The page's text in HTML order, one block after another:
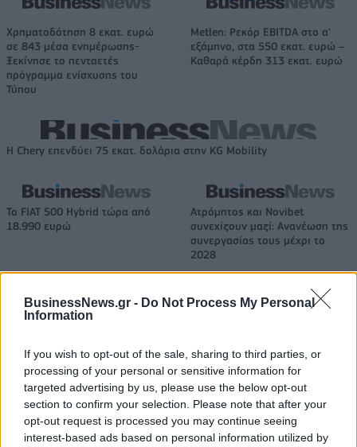
BusinessNews.gr - Do Not Process My Personal
Information
If you wish to opt-out of the sale, sharing to third parties, or
processing of your personal or sensitive information for
targeted advertising by us, please use the below opt-out
section to confirm your selection. Please note that after your
opt-out request is processed you may continue seeing
interest-based ads based on personal information utilized by
Χρηματοδότηση 8 εκατ. ευρώ
σε 843 μέσα ενημέρωσης-
Ξεκίνησε το πενταετές
πρόγραμμα ενίσχυσης του
Τύπου
Metlen: Ρεκόρ EBITDA στο α'
εξάμηνο, στα 550 εκατ. ευρώ –
Καθαρά κέρδη 313 εκατ. ευρώ
Η Chery επενδύει 75 εκατ. δολάρια στην KG Mobility
Το FIAT 500 Hybrid τώρα από
18.990 ευρώ
Ατρόμητος και Novibet
συνεχίζουν μαζί: Ανανέωση της
συνεργασίας τους μέχρι το
2028
18η συνεχόμενη χρονιά για τον ΟΤΕ στη διεθνή σειρά δεικτών
Alpha Bank: Για πρώτη φορά το Αρχαίο Θέατρο Επιδαύρου άνοιξε τις
πύλες του σε όλους